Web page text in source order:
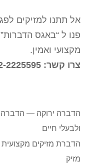
אל תתנו למזיקים
פנו ל “באגס
מקצועי ואמין.
צרו קשר: 052-2225595
הדברה ירוקה — הדברה
ולבעלי חיים
הדברת מזיקים
מזיק